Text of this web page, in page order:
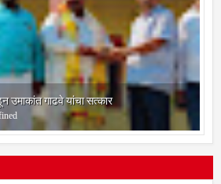
उमाकांत गाढवे यांचा सत्कार